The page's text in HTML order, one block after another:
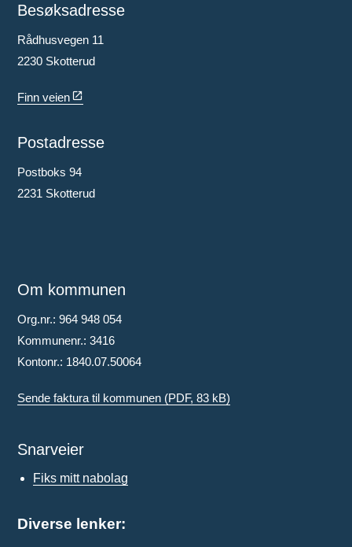
Besøksadresse
Rådhusvegen 11
2230 Skotterud
Finn veien
Postadresse
Postboks 94
2231 Skotterud
Om kommunen
Org.nr.: 964 948 054
Kommunenr.: 3416
Kontonr.: 1840.07.50064
Sende faktura til kommunen (PDF, 83 kB)
Snarveier
Fiks mitt nabolag
Diverse lenker: